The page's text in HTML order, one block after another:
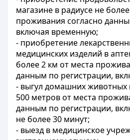
магазине в радиусе не
проживания согласно
включая временную;
- приобретение
медицинских изделий в
более 2 км от места
данным по регистрации,
- выгул домашних животных
500 метров от места
данным по регистрации,
не более 30 минут;
- выезд в медицинское